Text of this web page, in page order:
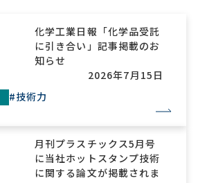
化学工業日報「化学品受託
に引き合い」記事掲載のお
知らせ
2026年7月15日
#技術力
月刊プラスチックス5月号
に当社ホットスタンプ技術
に関する論文が掲載されま